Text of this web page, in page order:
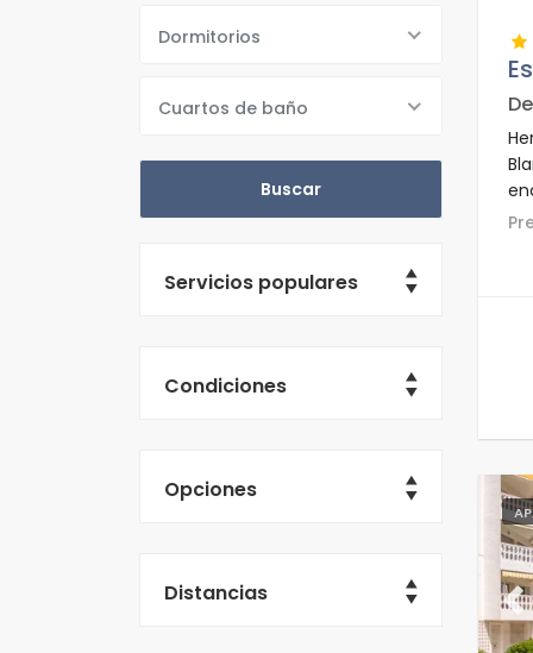
Dormitorios
Cuartos de baño
Servicios populares
Condiciones
Opciones
Distancias